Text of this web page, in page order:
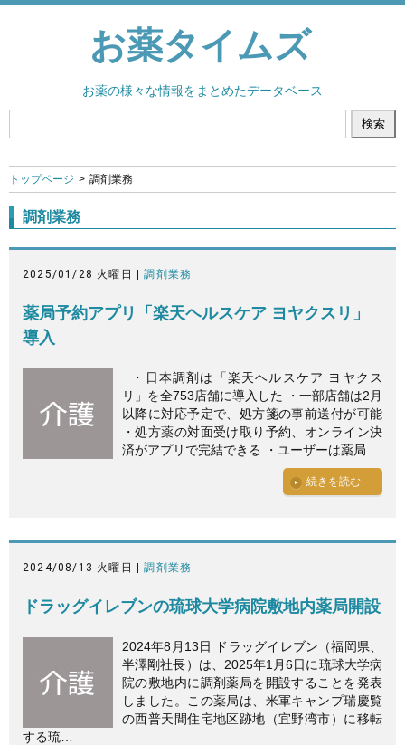
お薬タイムズ
お薬の様々な情報をまとめたデータベース
トップページ 調剤業務
調剤業務
2025/01/28 火曜日 |調剤業務
薬局予約アプリ「楽天ヘルスケア ヨヤクスリ」
導入
・日本調剤は「楽天ヘルスケア ヨヤクス
リ」を全753店舗に導入した ・一部店舗は2月
以降に対応予定で、処方箋の事前送付が可能
・処方薬の対面受け取り予約、オンライン決
済がアプリで完結できる ・ユーザーは薬局…
続きを読む
2024/08/13 火曜日 |調剤業務
ドラッグイレブンの琉球大学病院敷地内薬局開設
2024年8月13日 ドラッグイレブン（福岡県、
半澤剛社長）は、2025年1月6日に琉球大学病
院の敷地内に調剤薬局を開設することを発表
しました。この薬局は、米軍キャンプ瑞慶覧
の西普天間住宅地区跡地（宜野湾市）に移転
する琉…